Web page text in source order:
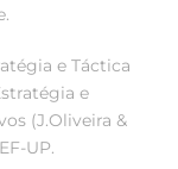
e Táctica
e
(J.Oliveira &
UP.